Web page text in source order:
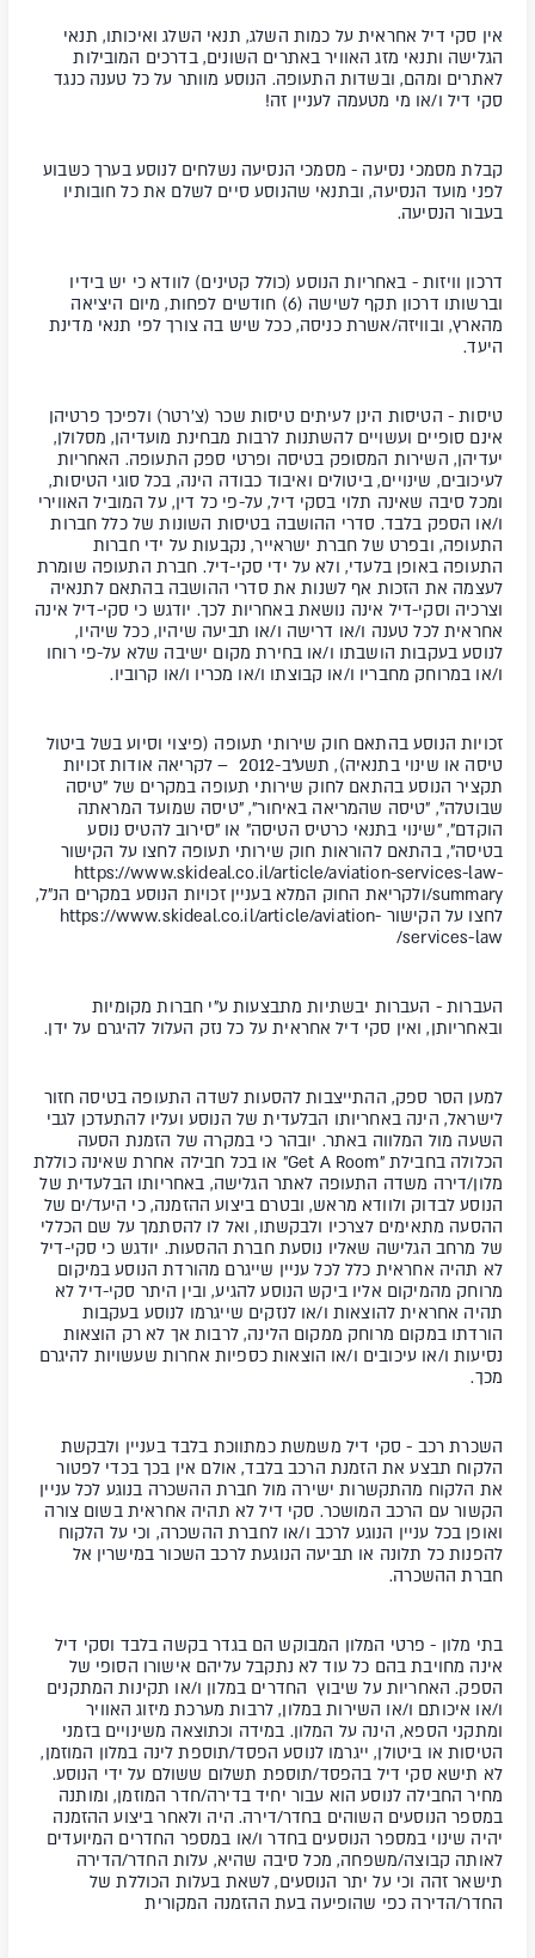
אין סקי דיל אחראית על כמות השלג, תנאי השלג ואיכותו, תנאי
הגלישה ותנאי מזג האוויר באתרים השונים, בדרכים המובילות
לאתרים ומהם, ובשדות התעופה. הנוסע מוותר על כל טענה כנגד
סקי דיל ו/או מי מטעמה לעניין זה!
קבלת מסמכי נסיעה - מסמכי הנסיעה נשלחים לנוסע בערך כשבוע
לפני מועד הנסיעה, ובתנאי שהנוסע סיים לשלם את כל חובותיו
בעבור הנסיעה.
דרכון וויזות- באחריות הנוסע (כולל קטינים) לוודא כי יש בידיו
וברשותו דרכון תקף לשישה (6) חודשים לפחות, מיום היציאה
מהארץ, ובוויזה/אשרת כניסה, ככל שיש בה צורך לפי תנאי מדינת
היעד.
טיסות - הטיסות הינן לעיתים טיסות שכר (צ'רטר) ולפיכך פרטיהן
אינם סופיים ועשויים להשתנות לרבות מבחינת מועדיהן, מסלולן,
יעדיהן, השירות המסופק בטיסה ופרטי ספק התעופה. האחריות
לעיכובים, שינויים, ביטולים ואיבוד כבודה הינה, בכל סוגי הטיסות,
ומכל סיבה שאינה תלוי בסקי דיל, על-פי כל דין, על המוביל האווירי
ו/או הספק בלבד. סדרי ההושבה בטיסות השונות של כלל חברות
התעופה, ובפרט של חברת ישראייר, נקבעות על ידי חברות
התעופה באופן בלעדי, ולא על ידי סקי-דיל. חברת התעופה שומרת
לעצמה את הזכות אף לשנות את סדרי ההושבה בהתאם לתנאיה
וצרכיה וסקי-דיל אינה נושאת באחריות לכך. יודגש כי סקי-דיל אינה
אחראית לכל טענה ו/או דרישה ו/או תביעה שיהיו, ככל שיהיו,
לנוסע בעקבות הושבתו ו/או בחירת מקום ישיבה שלא על-פי רוחו
ו/או במרוחק מחבריו ו/או קבוצתו ו/או מכריו ו/או קרוביו.
זכויות הנוסע בהתאם חוק שירותי תעופה (פיצוי וסיוע בשל ביטול
טיסה או שינוי בתנאיה), תשע"ב-2012 –
לקריאה אודות זכויות
תקציר הנוסע בהתאם לחוק שירותי תעופה במקרים של "טיסה
שבוטלה", "טיסה שהמריאה באיחור", "טיסה שמועד המראתה
הוקדם", "שינוי בתנאי כרטיס הטיסה" או "סירוב להטיס נוסע
בטיסה", בהתאם להוראות חוק שירותי תעופה לחצו על הקישור
https://www.skideal.co.il/article/aviation-services-law-
summary/ ולקריאת החוק המלא בעניין זכויות הנוסע במקרים הנ"ל,
לחצו על הקישור https://www.skideal.co.il/article/aviation-
services-law/
העברות- העברות יבשתיות מתבצעות ע"י חברות מקומיות
ובאחריותן, ואין סקי דיל אחראית על כל נזק העלול להיגרם על ידן.
למען הסר ספק, ההתייצבות להסעות לשדה התעופה בטיסה חזור
לישראל, הינה באחריותו הבלעדית של הנוסע ועליו להתעדכן לגבי
השעה מול המלווה באתר. יובהר כי במקרה של הזמנת הסעה
הכלולה בחבילת "Get A Room" או בכל חבילה אחרת שאינה כוללת
מלון/דירה משדה התעופה לאתר הגלישה, באחריותו הבלעדית של
הנוסע לבדוק ולוודא מראש, ובטרם ביצוע ההזמנה, כי היעד/ים של
ההסעה מתאימים לצרכיו ולבקשתו, ואל לו להסתמך על שם הכללי
של מרחב הגלישה שאליו נוסעת חברת ההסעות. יודגש כי סקי-דיל
לא תהיה אחראית כלל לכל עניין שייגרם מהורדת הנוסע במיקום
מרוחק מהמיקום אליו ביקש הנוסע להגיע, ובין היתר סקי-דיל לא
תהיה אחראית להוצאות ו/או לנזקים שייגרמו לנוסע בעקבות
הורדתו במקום מרוחק ממקום הלינה, לרבות אך לא רק הוצאות
נסיעות ו/או עיכובים ו/או הוצאות כספיות אחרות שעשויות להיגרם
מכך.
השכרת רכב - סקי דיל משמשת כמתווכת בלבד בעניין ולבקשת
הלקוח תבצע את הזמנת הרכב בלבד, אולם אין בכך בכדי לפטור
את הלקוח מהתקשרות ישירה מול חברת ההשכרה בנוגע לכל עניין
הקשור עם הרכב המושכר. סקי דיל לא תהיה אחראית בשום צורה
ואופן בכל עניין הנוגע לרכב ו/או לחברת ההשכרה, וכי על הלקוח
להפנות כל תלונה או תביעה הנוגעת לרכב השכור במישרין אל
חברת ההשכרה.
בתי מלון - פרטי המלון המבוקש הם בגדר בקשה בלבד וסקי דיל
אינה מחויבת בהם כל עוד לא נתקבל עליהם אישורו הסופי של
הספק. האחריות על שיבוץ החדרים במלון ו/או תקינות המתקנים
ו/או איכותם ו/או השירות במלון, לרבות מערכת מיזוג האוויר
ומתקני הספא, הינה על המלון. במידה וכתוצאה משינויים בזמני
הטיסות או ביטולן, ייגרמו לנוסע הפסד/תוספת לינה במלון המוזמן,
לא תישא סקי דיל בהפסד/תוספת תשלום ששולם על ידי הנוסע.
מחיר החבילה לנוסע הוא עבור יחיד בדירה/חדר המוזמן, ומותנה
במספר הנוסעים השוהים בחדר/דירה. היה ולאחר ביצוע ההזמנה
יהיה שינוי במספר הנוסעים בחדר ו/או במספר החדרים המיועדים
לאותה קבוצה/משפחה, מכל סיבה שהיא, עלות החדר/הדירה
תישאר זהה וכי על יתר הנוסעים, לשאת בעלות הכוללת של
החדר/הדירה כפי שהופיעה בעת ההזמנה המקורית